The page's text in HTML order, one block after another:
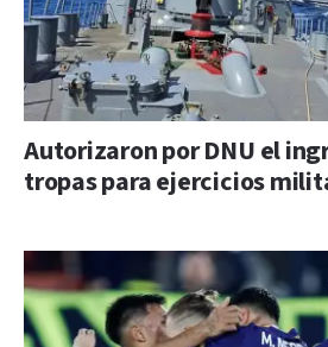
Autorizaron por DNU el
tropas para ejercicios